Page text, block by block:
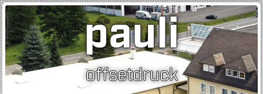
pauli
offsetdruck